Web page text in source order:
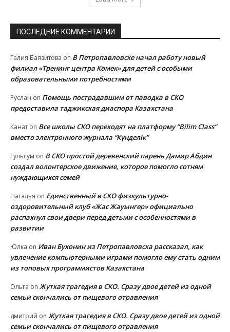
ПОСЛЕДНИЕ КОММЕНТАРИИ
Галия Баязитова on В Петропавловске начал работу новый
филиал «Тренинг центра Көмек» для детей с особыми
образовательными потребностями
Руслан on Помощь пострадавшим от паводка в СКО
предоставила таджикская диаспора Казахстана
Канат on Все школы СКО переходят на платформу “Bilim Class”
вместо электронного журнала “Күнделік”
Гульсум on В СКО простой деревенский парень Дамир Абдин
создал волонтерское движение, которое помогло сотням
нуждающихся семей
Наталья on Единственный в СКО физкультурно-
оздоровительный клуб «Жас Жауынгер» официально
распахнул свои двери перед детьми с особенностями в
развитии
Юлка on Иван Бухонин из Петропавловска рассказал, как
увлечение компьютерными играми помогло ему стать одним
из топовых программистов Казахстана
Ольга on Жуткая трагедия в СКО. Сразу двое детей из одной
семьи скончались от пищевого отравления
дмитрий on Жуткая трагедия в СКО. Сразу двое детей из одной
семьи скончались от пищевого отравления